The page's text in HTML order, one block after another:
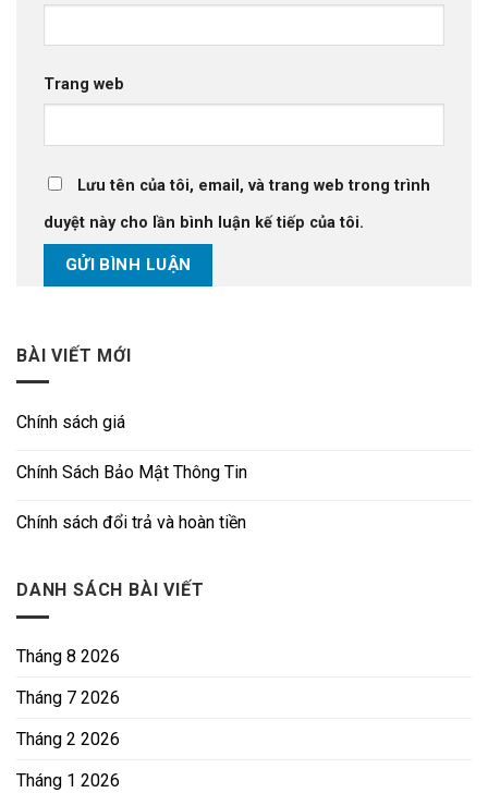
Trang web
Lưu tên của tôi, email, và trang web trong trình
duyệt này cho lần bình luận kế tiếp của tôi.
BÀI VIẾT MỚI
Chính sách giá
Chính Sách Bảo Mật Thông Tin
Chính sách đổi trả và hoàn tiền
DANH SÁCH BÀI VIẾT
Tháng 8 2026
Tháng 7 2026
Tháng 2 2026
Tháng 1 2026